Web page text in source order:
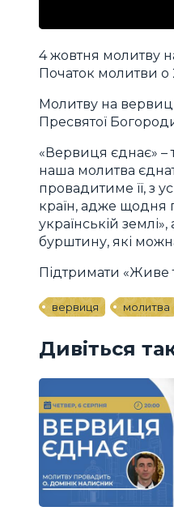
4 жовтня молитву
Початок молитви о
Молитву на
Пресвятої
«Вервиця єднає» –
наша молитва
провадитиме її, з
країн, адже щодня
українській
бурштину, які
Підтримати «Живе
вервиця молитва
Дивіться